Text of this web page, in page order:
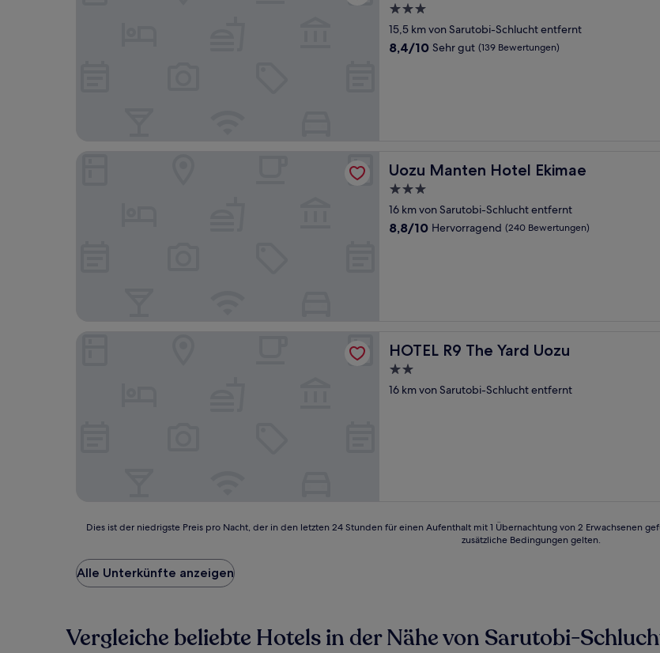
3.0-
Sterne-
Unterkunft
15,5 km von Sarutobi-Schlucht entfernt
8.4
8,4/10 Sehr gut (139 Bewertungen)
Uozu Manten Hotel Ekimae
Uozu Manten Hotel Ekimae
3.0-
Sterne-
Unterkunft
16 km von Sarutobi-Schlucht entfernt
8.8
8,8/10 Hervorragend (240 Bewertungen)
HOTEL R9 The Yard Uozu
HOTEL R9 The Yard Uozu
2.0-
Sterne-
16 km von Sarutobi-Schlucht entfernt
Dies
der
niedrigste
Preis
der
in
Dies ist der niedrigste Preis pro Nacht, der in den letzten 24 Stunden für einen Aufenthalt mit 1 Übernachtung von 2 Erwachsenen
zusätzliche Bedingungen gelten.
Alle Unterkünfte anzeigen
Vergleiche beliebte Hotels in der Nähe von Sarutobi-